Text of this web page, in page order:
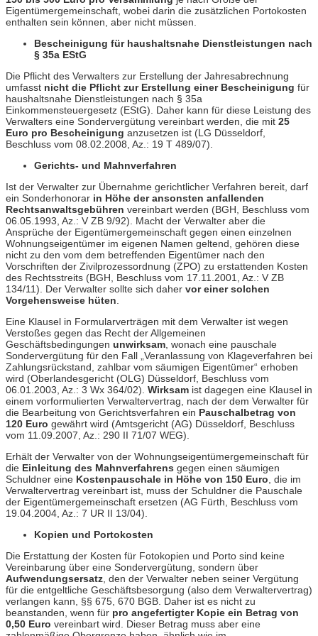
Eigentümergemeinschaft, wobei darin die zusätzlichen Portokosten
enthalten sein können, aber nicht müssen.
Bescheinigung für haushaltsnahe Dienstleistungen nach
§ 35a EStG
Die Pflicht des Verwalters zur Erstellung der Jahresabrechnung
umfasst nicht die Pflicht zur Erstellung einer Bescheinigung für
haushaltsnahe Dienstleistungen nach § 35a
Einkommensteuergesetz (EStG). Daher kann für diese Leistung des
Verwalters eine Sondervergütung vereinbart werden, die mit 25
Euro pro Bescheinigung anzusetzen ist (LG Düsseldorf,
Beschluss vom 08.02.2008, Az.: 19 T 489/07).
Gerichts- und Mahnverfahren
Ist der Verwalter zur Übernahme gerichtlicher Verfahren bereit, darf
ein Sonderhonorar in Höhe der ansonsten anfallenden
Rechtsanwaltsgebühren vereinbart werden (BGH, Beschluss vom
06.05.1993, Az.: V ZB 9/92). Macht der Verwalter aber die
Ansprüche der Eigentümergemeinschaft gegen einen einzelnen
Wohnungseigentümer im eigenen Namen geltend, gehören diese
nicht zu den vom dem betreffenden Eigentümer nach den
Vorschriften der Zivilprozessordnung (ZPO) zu erstattenden Kosten
des Rechtsstreits (BGH, Beschluss vom 17.11.2001, Az.: V ZB
134/11). Der Verwalter sollte sich daher vor einer solchen
Vorgehensweise hüten.
Eine Klausel in Formularverträgen mit dem Verwalter ist wegen
Verstoßes gegen das Recht der Allgemeinen
Geschäftsbedingungen unwirksam, wonach eine pauschale
Sondervergütung für den Fall „Veranlassung von Klageverfahren bei
Zahlungsrückstand, zahlbar vom säumigen Eigentümer“ erhoben
wird (Oberlandesgericht (OLG) Düsseldorf, Beschluss vom
06.01.2003, Az.: 3 Wx 364/02). Wirksam ist dagegen eine Klausel in
einem vorformulierten Verwaltervertrag, nach der dem Verwalter für
die Bearbeitung von Gerichtsverfahren ein Pauschalbetrag von
120 Euro gewährt wird (Amtsgericht (AG) Düsseldorf, Beschluss
vom 11.09.2007, Az.: 290 II 71/07 WEG).
Erhält der Verwalter von der Wohnungseigentümergemeinschaft für
die Einleitung des Mahnverfahrens gegen einen säumigen
Schuldner eine Kostenpauschale in Höhe von 150 Euro, die im
Verwaltervertrag vereinbart ist, muss der Schuldner die Pauschale
der Eigentümergemeinschaft ersetzen (AG Fürth, Beschluss vom
19.04.2004, Az.: 7 UR II 13/04).
Kopien und Portokosten
Die Erstattung der Kosten für Fotokopien und Porto sind keine
Vereinbarung über eine Sondervergütung, sondern über
Aufwendungsersatz, den der Verwalter neben seiner Vergütung
für die entgeltliche Geschäftsbesorgung (also dem Verwaltervertrag)
verlangen kann, §§ 675, 670 BGB. Daher ist es nicht zu
beanstanden, wenn für pro angefertigter Kopie ein Betrag von
0,50 Euro vereinbart wird. Dieser Betrag muss aber eine